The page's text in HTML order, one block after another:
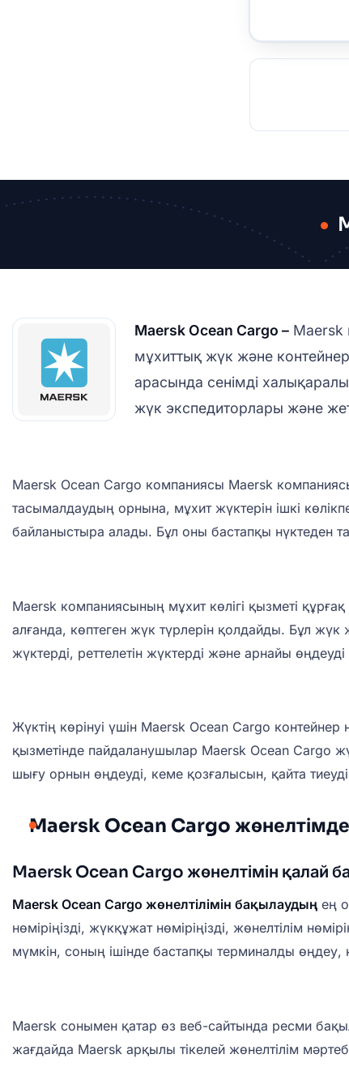
Maersk Ocean Cargo – Maersk
мұхиттық жүк және
арасында сенімді
жүк экспедиторлары және
Maersk Ocean Cargo компаниясы Maersk
тасымалдаудың орнына, мұхит жүктерін ішкі
байланыстыра алады. Бұл оны бастапқы нүктеден
Maersk компаниясының мұхит көлігі қызметі
алғанда, көптеген жүк түрлерін қолдайды. Бұл жүк
жүктерді, реттелетін жүктерді және арнайы
Жүктің көрінуі үшін Maersk Ocean Cargo
қызметінде пайдаланушылар Maersk Ocean Cargo
шығу орнын өңдеуді, кеме қозғалысын, қайта
Maersk Ocean Cargo
Maersk Ocean Cargo жөнелтімін қалай
Maersk Ocean Cargo жөнелтілімін бақылаудың ең
нөміріңізді, жүкқұжат нөміріңізді, жөнелтілім
мүмкін, соның ішінде бастапқы терминалды өңдеу,
Maersk сонымен қатар өз веб-сайтында ресми
жағдайда Maersk арқылы тікелей жөнелтілім